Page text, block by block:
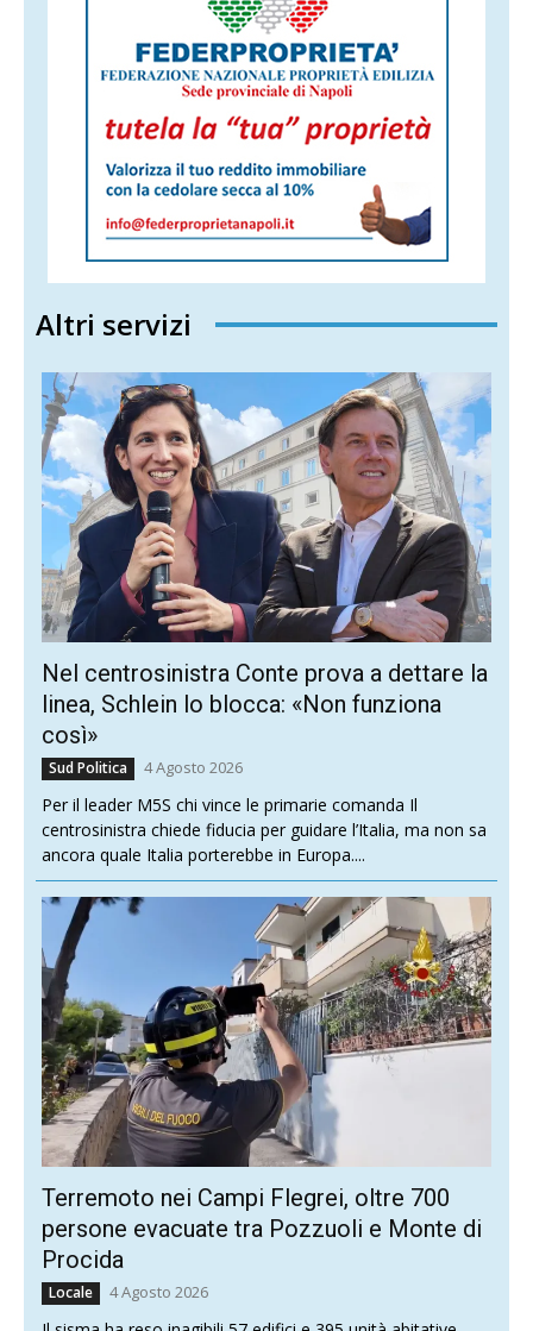
Altri servizi
Nel centrosinistra Conte prova a dettare la
linea, Schlein lo blocca: «Non funziona
così»
Sud Politica 4 Agosto 2026
Per il leader M5S chi vince le primarie comanda Il
centrosinistra chiede fiducia per guidare l’Italia, ma non sa
ancora quale Italia porterebbe in Europa....
Terremoto nei Campi Flegrei, oltre 700
persone evacuate tra Pozzuoli e Monte di
Procida
Locale 4 Agosto 2026